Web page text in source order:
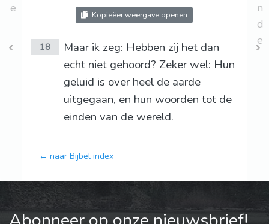
e
Kopieëer weergave openen
18
Maar ik zeg: Hebben zij het dan
echt niet gehoord? Zeker wel: Hun
geluid is over heel de aarde
uitgegaan, en hun woorden tot de
einden van de wereld.
← naar Bijbel index
n
d
e